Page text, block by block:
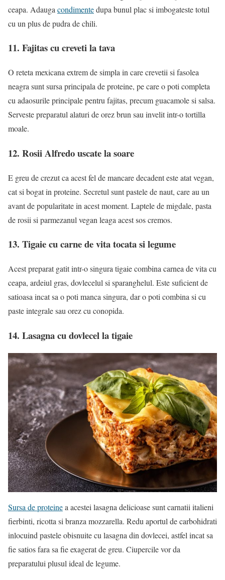
ceapa. Adauga condimentedupa bunul plac si imbogateste totul
cu un plus de pudra de chili.
11. Fajitas cu creveti la tava
O reteta mexicana extrem de simpla in care crevetii si fasolea
neagra sunt sursa principala de proteine, pe care o poti completa
cu adaosurile principale pentru fajitas, precum guacamole si salsa.
Serveste preparatul alaturi de orez brun sau invelit intr-o tortilla
moale.
12. Rosii Alfredo uscate la soare
E greu de crezut ca acest fel de mancare decadent este atat vegan,
cat si bogat in proteine. Secretul sunt pastele de naut, care au un
avant de popularitate in acest moment. Laptele de migdale, pasta
de rosii si parmezanul vegan leaga acest sos cremos.
13. Tigaie cu carne de vita tocata si legume
Acest preparat gatit intr-o singura tigaie combina carnea de vita cu
ceapa, ardeiul gras, dovlecelul si sparanghelul. Este suficient de
satioasa incat sa o poti manca singura, dar o poti combina si cu
paste integrale sau orez cu conopida.
14. Lasagna cu dovlecel la tigaie
Sursa de proteinea acestei lasagna delicioase sunt carnatii italieni
fierbinti, ricotta si branza mozzarella. Redu aportul de carbohidrati
inlocuind pastele obisnuite cu lasagna din dovlecei, astfel incat sa
fie satios fara sa fie exagerat de greu. Ciupercile vor da
preparatului plusul ideal de legume.